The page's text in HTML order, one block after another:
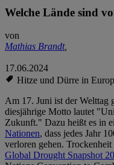
Welche Lände sind
von
Mathias Brandt,
17.06.2024
Hitze und Dürre in
Am 17. Juni ist der Welttag
diesjährige Motto lautet
Zukunft." Dazu heißt es in
Nationen, dass jedes Jahr
verloren gehen.
Global Drought Snapshot